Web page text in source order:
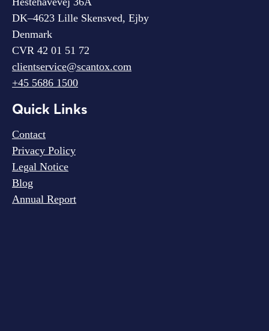
DK–4623 Lille Skensved, Ejby
Denmark
CVR 42 01 51 72
clientservice@scantox.com
+45 5686 1500
Quick Links
Contact
Privacy Policy
Legal Notice
Blog
Annual Report